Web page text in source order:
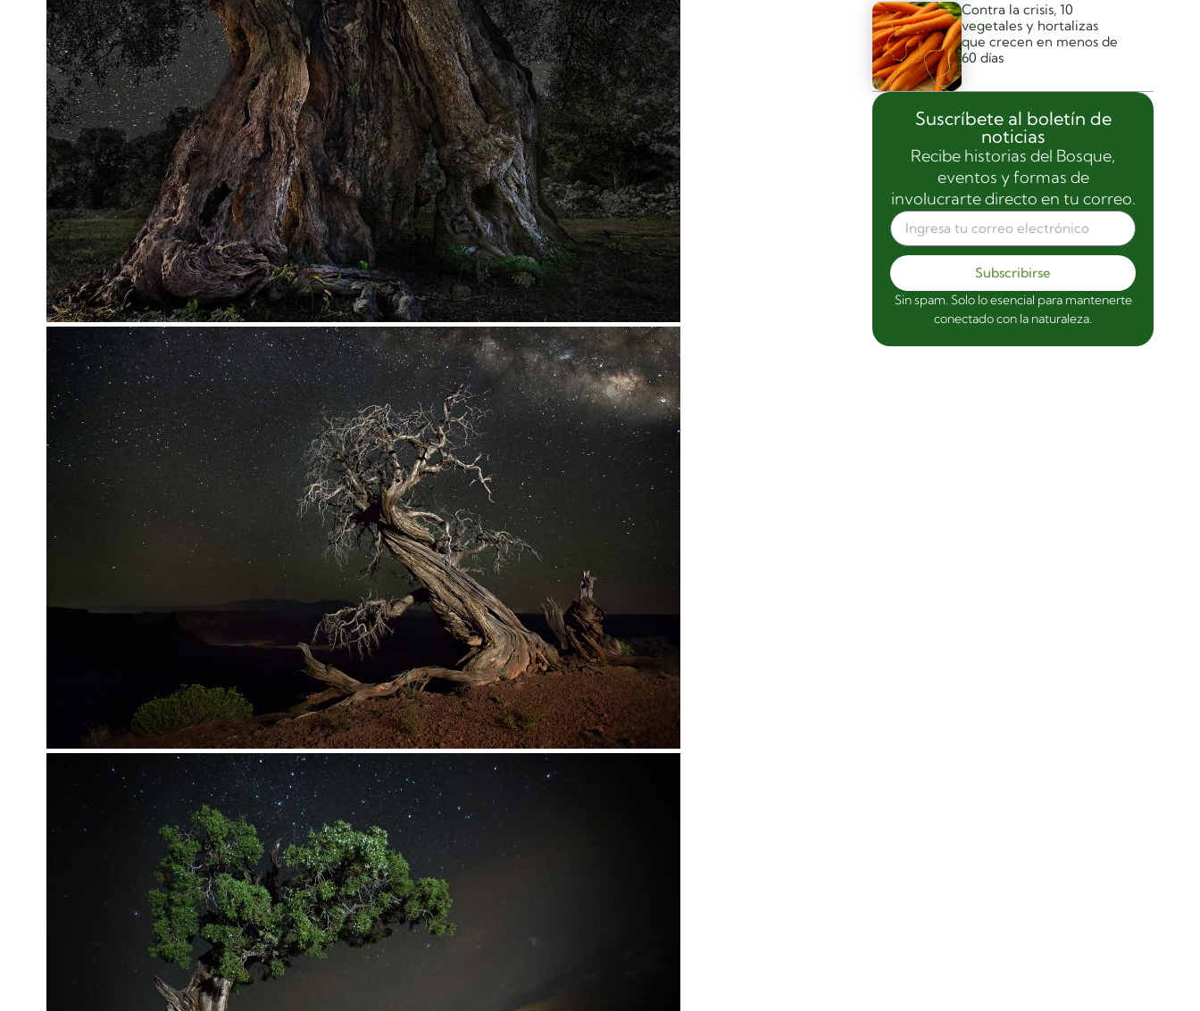
Contra la crisis, 10
vegetales y hortalizas
que crecen en menos de
60 días
Suscríbete al boletín de
noticias
Recibe historias del Bosque,
eventos y formas de
involucrarte directo en tu correo.
Subscribirse
Sin spam. Solo lo esencial para mantenerte
conectado con la naturaleza.